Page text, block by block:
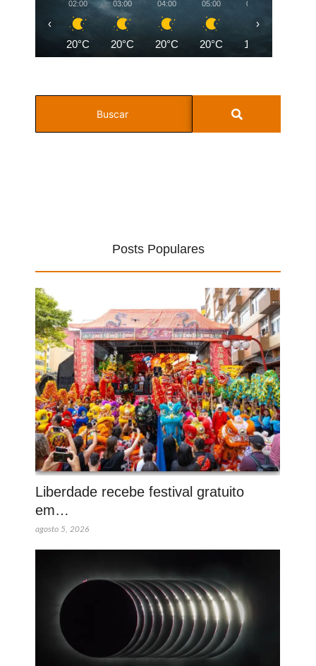
02:00
20°C
03:00
20°C
04:00
20°C
05:00
20°C
06:00
19°C
‹ ›
Posts Populares
Liberdade recebe festival gratuito
em…
agosto 5, 2026